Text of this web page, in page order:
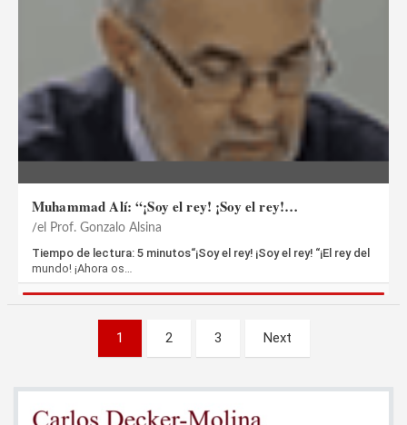
Muhammad Alí: “¡Soy el rey! ¡Soy el rey!…
el Prof. Gonzalo Alsina
Tiempo de lectura: 5 minutos“¡Soy el rey! ¡Soy el rey! “¡El rey del
mundo! ¡Ahora os…
Paginación
entradas
1 2 3 Next